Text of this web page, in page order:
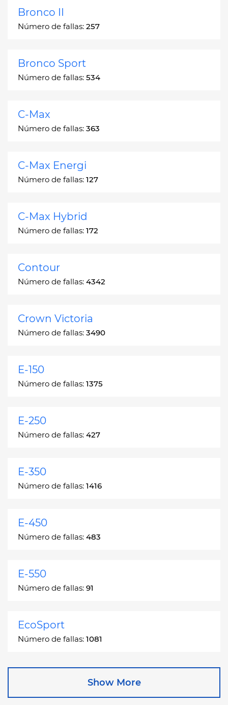
Bronco II
Número de fallas: 257
Bronco Sport
Número de fallas: 534
C-Max
Número de fallas: 363
C-Max Energi
Número de fallas: 127
C-Max Hybrid
Número de fallas: 172
Contour
Número de fallas: 4342
Crown Victoria
Número de fallas: 3490
E-150
Número de fallas: 1375
E-250
Número de fallas: 427
E-350
Número de fallas: 1416
E-450
Número de fallas: 483
E-550
Número de fallas: 91
EcoSport
Número de fallas: 1081
Show More